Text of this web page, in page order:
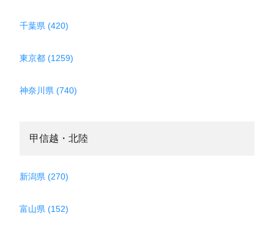
千葉県 (420)
東京都 (1259)
神奈川県 (740)
甲信越・北陸
新潟県 (270)
富山県 (152)